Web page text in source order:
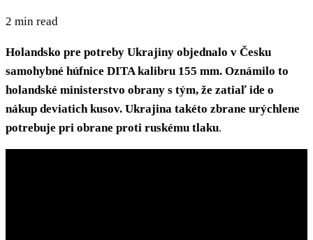
2 min read
Holandsko pre potreby Ukrajiny objednalo v Česku
samohybné húfnice DITA kalibru 155 mm. Oznámilo to
holandské ministerstvo obrany s tým, že zatiaľ ide o
nákup deviatich kusov. Ukrajina takéto zbrane urýchlene
potrebuje pri obrane proti ruskému tlaku.